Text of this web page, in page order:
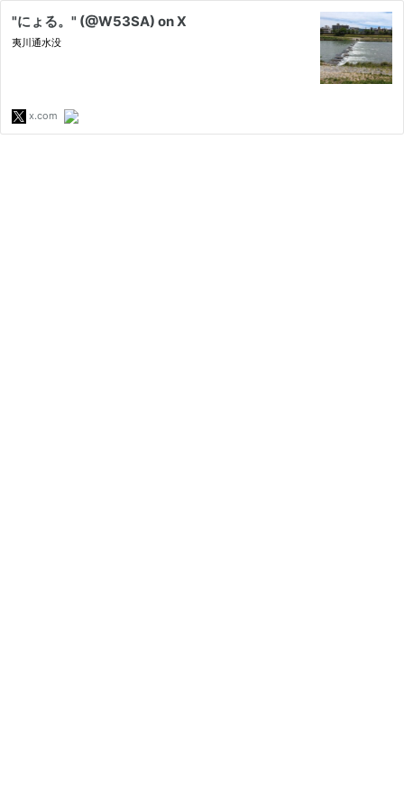
"にょる。" (@W53SA) on X
夷川通水没
x.com